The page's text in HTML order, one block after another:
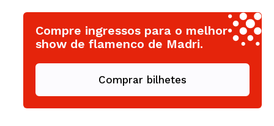
Compre ingressos para o melhor
show de flamenco de Madri.
Comprar bilhetes